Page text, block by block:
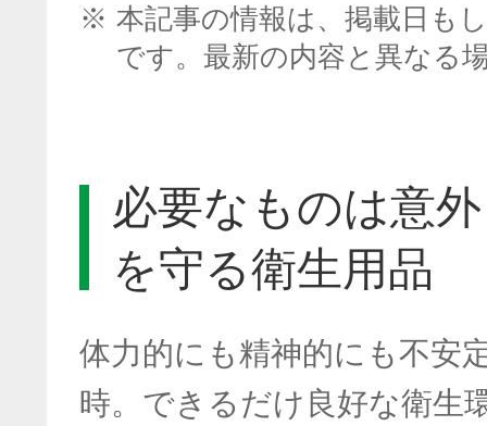
※ 本記事の情報は、掲載日も
です。最新の内容と異なる
必要なものは意
を守る衛生用品
体力的にも精神的にも不安
時。できるだけ良好な衛生